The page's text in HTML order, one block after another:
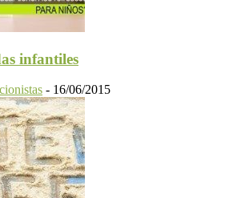
infantiles
- 16/06/2015